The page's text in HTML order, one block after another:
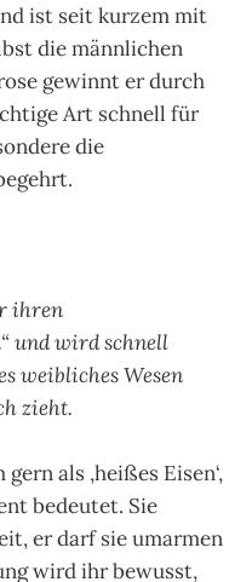
ist seit kurzem mit
die männlichen
gewinnt er durch
Art schnell für
die
ihren
und wird schnell
weibliches Wesen
zieht.
als ‚heißes Eisen‘,
bedeutet. Sie
er darf sie umarmen
wird ihr bewusst,